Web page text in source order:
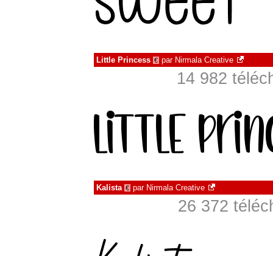
Little Princess € par Nirmala Creative
14 982
Kalista € par Nirmala Creative
26 372